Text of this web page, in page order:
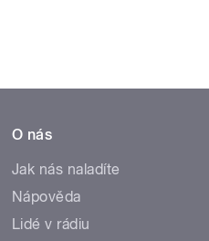
O nás
Jak nás naladíte
Nápověda
Lidé v rádiu